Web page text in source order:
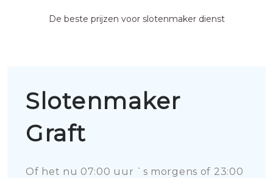
De beste prijzen voor slotenmaker dienst
Slotenmaker
Graft
Of het nu 07:00 uur `s morgens of 23:00